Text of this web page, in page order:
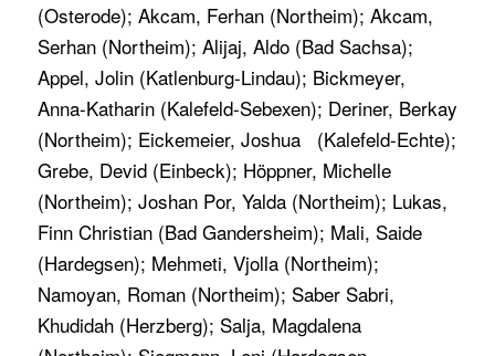
(Osterode); Akcam, Ferhan (Northeim); Akcam,
Serhan (Northeim); Alijaj, Aldo (Bad Sachsa);
Appel, Jolin (Katlenburg-Lindau); Bickmeyer,
Anna-Katharin (Kalefeld-Sebexen); Deriner, Berkay
(Northeim); Eickemeier, Joshua (Kalefeld-Echte);
Grebe, Devid (Einbeck); Höppner, Michelle
(Northeim); Joshan Por, Yalda (Northeim); Lukas,
Finn Christian (Bad Gandersheim); Mali, Saide
(Hardegsen); Mehmeti, Vjolla (Northeim);
Namoyan, Roman (Northeim); Saber Sabri,
Khudidah (Herzberg); Salja, Magdalena